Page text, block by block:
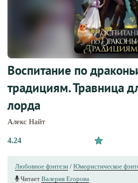
Воспитание по
традициям. Травница
лорда
Алекс Найт
4.24
Любовное фэнтези / Юмористическое
Читает Валерия Егорова